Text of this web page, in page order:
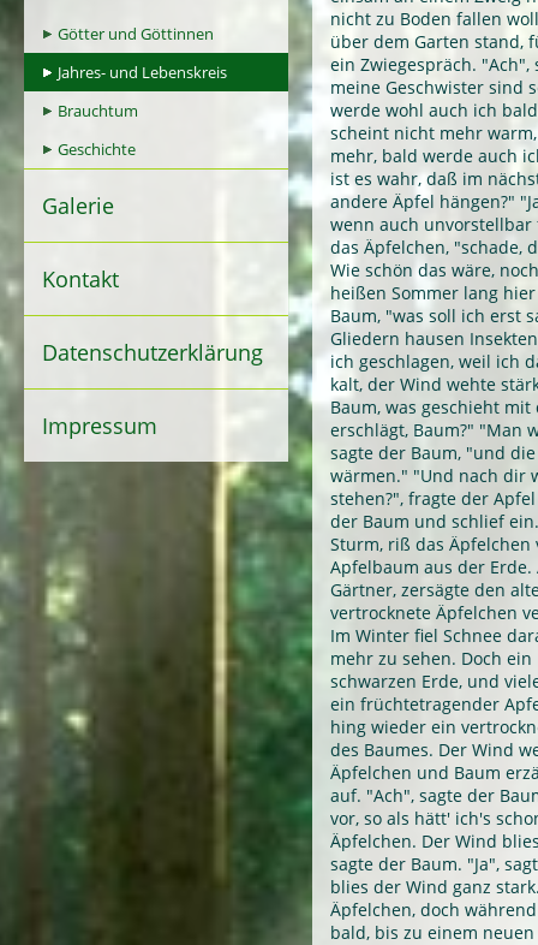
Götter und Göttinnen
Jahres- und Lebenskreis
Brauchtum
Geschichte
Galerie
Kontakt
Datenschutzerklärung
Impressum
nicht zu Boden fallen
über dem Garten stand,
ein Zwiegespräch.
meine Geschwister sind
werde wohl auch ich
scheint nicht mehr
mehr, bald werde auch
ist es wahr, daß im
andere Äpfel hängen?"
wenn auch
das Äpfelchen, "schade,
Wie schön das wäre,
heißen Sommer lang
Baum, "was soll ich erst
Gliedern hausen
ich geschlagen, weil ich
kalt, der Wind wehte
Baum, was geschieht
erschlägt, Baum?" "Man
sagte der Baum, "und
wärmen." "Und nach dir
stehen?", fragte der
der Baum und schlief
Sturm, riß das
Apfelbaum aus der
Gärtner, zersägte den
vertrocknete Äpfelchen
Im Winter fiel Schnee
mehr zu sehen. Doch
schwarzen Erde, und
ein früchtetragender
hing wieder ein
des Baumes. Der Wind
Äpfelchen und Baum
auf. "Ach", sagte der
vor, so als hätt' ich's
Äpfelchen. Der Wind
sagte der Baum. "Ja",
blies der Wind ganz
Äpfelchen, doch
bald, bis zu einem